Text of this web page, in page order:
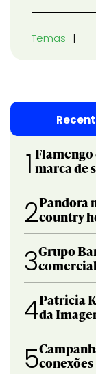
Temas
1 marca de
2Pandora
country
3Grupo
4Patricia
da
5conexões